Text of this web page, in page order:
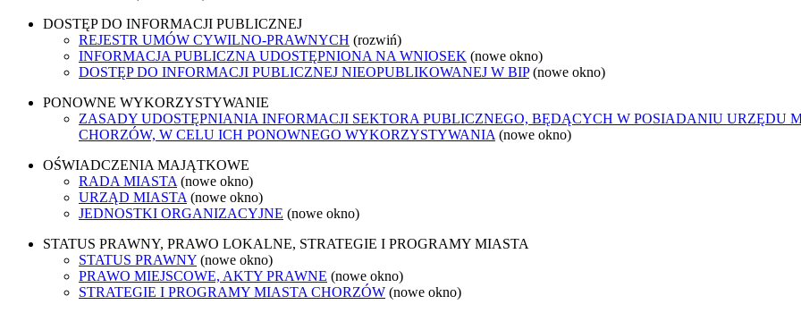
DOSTĘP DO INFORMACJI PUBLICZNEJ
REJESTR UMÓW CYWILNO-PRAWNYCH (rozwiń)
INFORMACJA PUBLICZNA UDOSTĘPNIONA NA WNIOSEK (nowe okno)
DOSTĘP DO INFORMACJI PUBLICZNEJ NIEOPUBLIKOWANEJ W BIP (nowe okno)
PONOWNE WYKORZYSTYWANIE
ZASADY UDOSTĘPNIANIA INFORMACJI SEKTORA PUBLICZNEGO, BĘDĄCYCH W POSIADANIU URZĘDU
CHORZÓW, W CELU ICH PONOWNEGO WYKORZYSTYWANIA (nowe okno)
OŚWIADCZENIA MAJĄTKOWE
RADA MIASTA (nowe okno)
URZĄD MIASTA (nowe okno)
JEDNOSTKI ORGANIZACYJNE (nowe okno)
STATUS PRAWNY, PRAWO LOKALNE, STRATEGIE I PROGRAMY MIASTA
STATUS PRAWNY (nowe okno)
PRAWO MIEJSCOWE, AKTY PRAWNE (nowe okno)
STRATEGIE I PROGRAMY MIASTA CHORZÓW (nowe okno)